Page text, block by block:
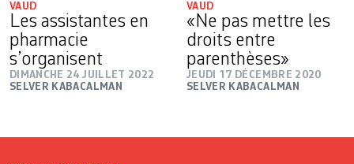
VAUD
Les assistantes en
pharmacie
s’organisent
DIMANCHE 24 JUILLET 2022
SELVER KABACALMAN
VAUD
«Ne pas mettre les
droits entre
parenthèses»
JEUDI 17 DÉCEMBRE 2020
SELVER KABACALMAN